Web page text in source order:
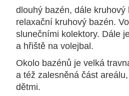
dlouhý bazén, dále
relaxační kruhový bazén.
slunečními kolektory. Dále
a hřiště na volejbal.
Okolo bazénů je velká
a též zalesněná část
dětmi.